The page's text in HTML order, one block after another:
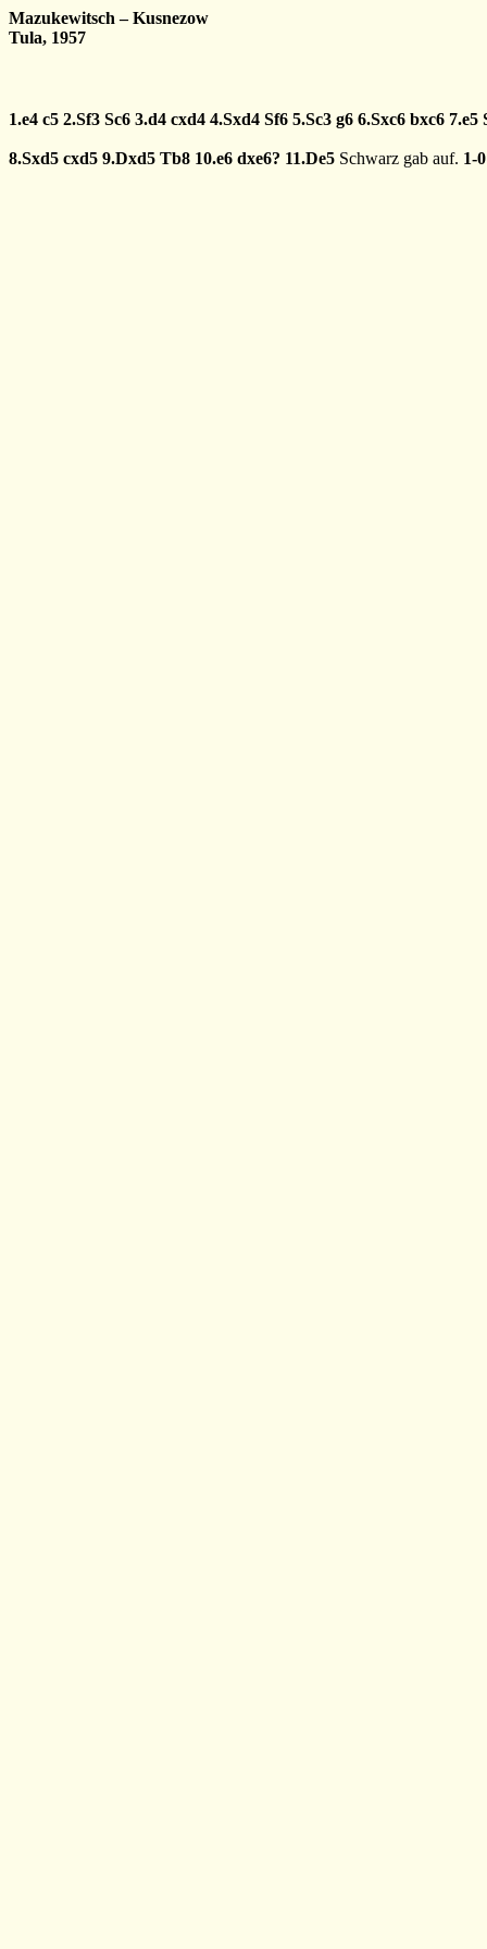
Mazukewitsch – Kusnezow
Tula, 1957
1.e4 c5 2.Sf3 Sc6 3.d4 cxd4 4.Sxd4 Sf6 5.Sc3 g6 6.Sxc6 bxc6 7.e5
8.Sxd5 cxd5 9.Dxd5 Tb8 10.e6 dxe6? 11.De5 Schwarz gab auf. 1-0